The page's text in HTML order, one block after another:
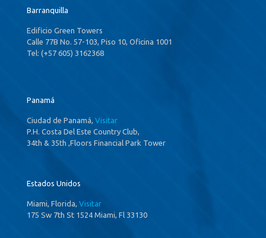
Barranquilla
Edificio Green Towers
Calle 77B No. 57-103, Piso 10, Oficina 1001
Tel: (+57 605) 3162368
Panamá
Ciudad de Panamá, Visitar
P.H. Costa Del Este Country Club,
34th & 35th ,Floors Financial Park Tower
Estados Unidos
Miami, Florida, Visitar
175 Sw 7th St 1524 Miami, Fl 33130